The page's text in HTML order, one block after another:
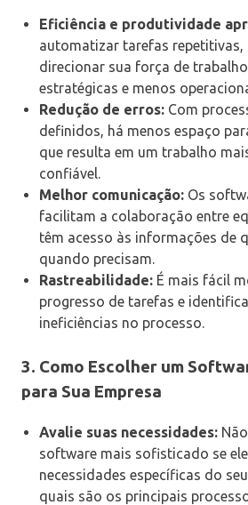
Eficiência e produtividade
automatizar tarefas repetitivas,
direcionar sua força de
estratégicas e menos
Redução de erros: Com
definidos, há menos espaço
que resulta em um trabalho
confiável.
Melhor comunicação: Os
facilitam a colaboração entre
têm acesso às informações de
quando precisam.
Rastreabilidade: É mais fácil
progresso de tarefas e
ineficiências no processo.
3. Como Escolher um
para Sua Empresa
Avalie suas necessidades:
software mais sofisticado se
necessidades específicas do
quais são os principais